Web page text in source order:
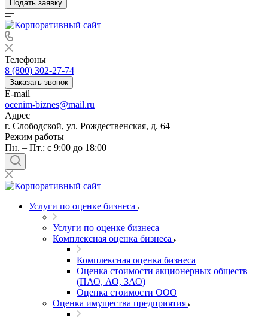
Подать заявку
Телефоны
8 (800) 302-27-74
Заказать звонок
E-mail
ocenim-biznes@mail.ru
Адрес
г. Слободской, ул. Рождественская, д. 64
Режим работы
Пн. – Пт.: с 9:00 до 18:00
Услуги по оценке бизнеса
Услуги по оценке бизнеса
Комплексная оценка бизнеса
Комплексная оценка бизнеса
Оценка стоимости акционерных обществ
(ПАО, АО, ЗАО)
Оценка стоимости ООО
Оценка имущества предприятия